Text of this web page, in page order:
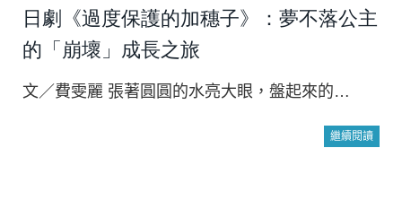
日劇《過度保護的加穗子》：夢不落公主
的「崩壞」成長之旅
文／費雯麗 張著圓圓的水亮大眼，盤起來的…
繼續閱讀